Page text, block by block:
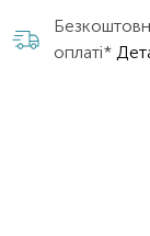
оплаті*